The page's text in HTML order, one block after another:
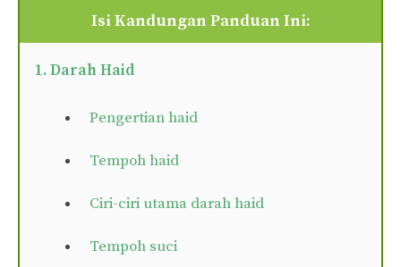
Isi Kandungan Panduan Ini:
1. Darah Haid
Pengertian haid
Tempoh haid
Ciri-ciri utama darah haid
Tempoh suci